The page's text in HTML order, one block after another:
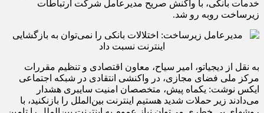
خدمات بانکی، با واکنش صریح مدیرعامل شرکت ارتباطات
زیرساخت روبه رو شد.
به نقل از دیجیاتو، امیر سیاح، معاون اقتصادی و تنظیم مقررات
مرکز ملی فضای مجازی، در واکنشی انتقادی در شبکه اجتماعی
ایکس نوشت: یکماه پیش، متخصصان امنیت سایبری هشدار
می‌دادند زیر حملات شدید هستیم اینترنت بین‌الملل را بازنکنید، با